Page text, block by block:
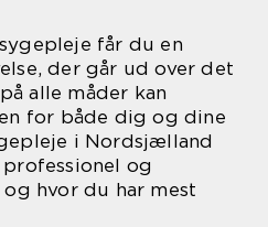
får du en
der går ud over det
alle måder kan
for både dig og dine
i Nordsjælland
og
hvor du har mest